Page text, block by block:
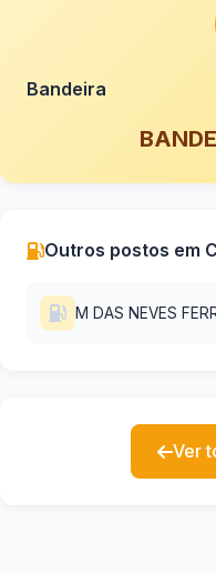
Bandeira
Outros postos em
M DAS NEVES
Ver